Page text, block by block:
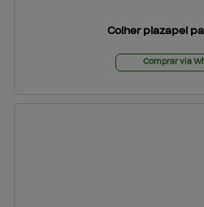
Colher plazapel
Comprar via